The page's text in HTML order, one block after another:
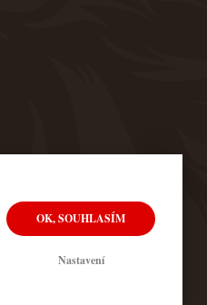
OK, SOUHLASÍM
Nastavení